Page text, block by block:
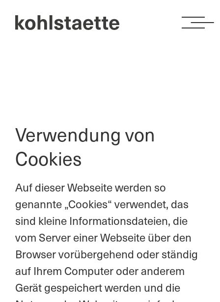
Kontakt
Verwendung von
Cookies
Auf dieser Webseite werden so
genannte „Cookies“ verwendet, das
sind kleine Informationsdateien, die
vom Server einer Webseite über den
Browser vorübergehend oder ständig
auf Ihrem Computer oder anderem
Gerät gespeichert werden und die